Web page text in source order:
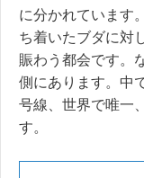
に分かれています
ち着いたブダに対
賑わう都会です。
側にあります。中
号線、世界で唯一
す。